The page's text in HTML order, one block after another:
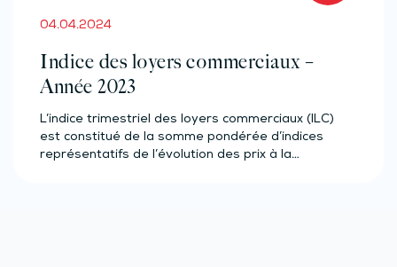
04.04.2024
Indice des loyers commerciaux –
Année 2023
L’indice trimestriel des loyers commerciaux (ILC)
est constitué de la somme pondérée d’indices
représentatifs de l’évolution des prix à la…